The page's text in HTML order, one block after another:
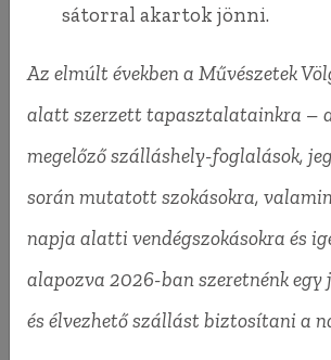
sátorral akartok jönni.
Az elmúlt években a Művészetek
alatt szerzett tapasztalatainkra –
megelőző szálláshely-foglalások,
során mutatott szokásokra,
napja alatti vendégszokásokra és
alapozva 2026-ban szeretnénk egy
és élvezhető szállást biztosítani a